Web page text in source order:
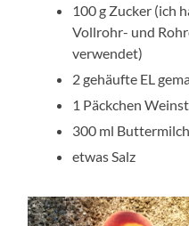
100 g Zucker (ich
Vollrohr- und
verwendet)
2 gehäufte EL
1 Päckchen
300 ml
etwas Salz